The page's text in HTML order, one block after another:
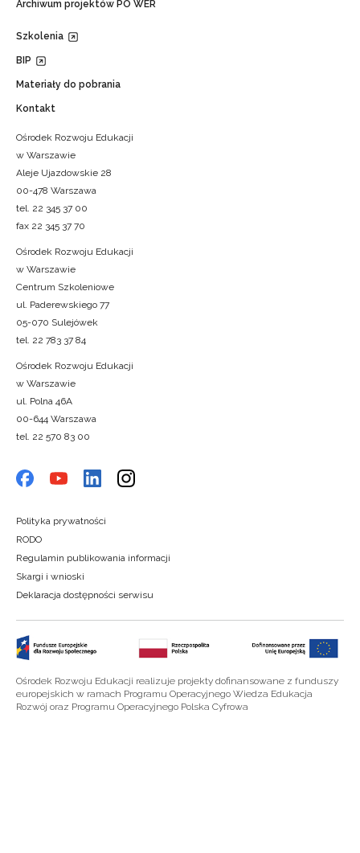
Archiwum projektów PO WER
Szkolenia
BIP
Materiały do pobrania
Kontakt
Ośrodek Rozwoju Edukacji
w Warszawie
Aleje Ujazdowskie 28
00-478 Warszawa
tel. 22 345 37 00
fax 22 345 37 70
Ośrodek Rozwoju Edukacji
w Warszawie
Centrum Szkoleniowe
ul. Paderewskiego 77
05-070 Sulejówek
tel. 22 783 37 84
Ośrodek Rozwoju Edukacji
w Warszawie
ul. Polna 46A
00-644 Warszawa
tel. 22 570 83 00
Polityka prywatności
RODO
Regulamin publikowania informacji
Skargi i wnioski
Deklaracja dostępności serwisu
Ośrodek Rozwoju Edukacji realizuje projekty dofinansowane z funduszy
europejskich w ramach Programu Operacyjnego Wiedza Edukacja
Rozwój oraz Programu Operacyjnego Polska Cyfrowa